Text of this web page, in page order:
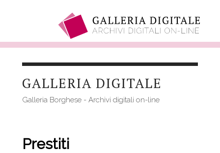
contenutoGALLERIA DIGITALE
Galleria Borghese - Archivi digitali on-line
Prestiti